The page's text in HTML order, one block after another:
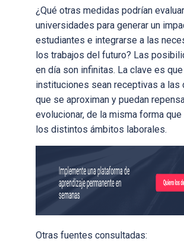
¿Qué otras medidas podrían
universidades para generar un
estudiantes e integrarse a las
los trabajos del futuro? Las
en día son infinitas. La clave es
instituciones sean receptivas a las
que se aproximan y puedan
evolucionar, de la misma forma
los distintos ámbitos laborales.
Otras fuentes consultadas: